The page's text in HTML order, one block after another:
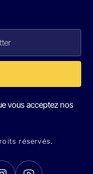
vous acceptez nos
réservés.